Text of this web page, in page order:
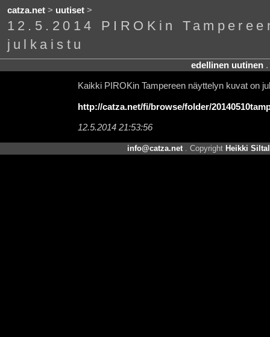
catza.net> uutiset>
12.5.2014 PIROKin
julkaistu
edellinen uutinen.
Kaikki PIROKin Tampereen näyttelyn kuvat on
http://catza.net/fi/browse/folder/
12.5.2014 21:53:56
info@catza.net. Copyright Heikki